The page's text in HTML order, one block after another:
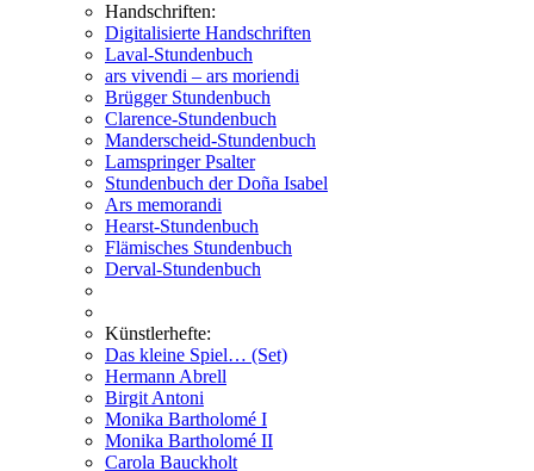
Handschriften:
Digitalisierte Handschriften
Laval-Stundenbuch
ars vivendi – ars moriendi
Brügger Stundenbuch
Clarence-Stundenbuch
Manderscheid-Stundenbuch
Lamspringer Psalter
Stundenbuch der Doña Isabel
Ars memorandi
Hearst-Stundenbuch
Flämisches Stundenbuch
Derval-Stundenbuch
Künstlerhefte:
Das kleine Spiel… (Set)
Hermann Abrell
Birgit Antoni
Monika Bartholomé I
Monika Bartholomé II
Carola Bauckholt